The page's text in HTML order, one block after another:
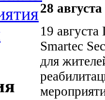
28
19
Smartec
для